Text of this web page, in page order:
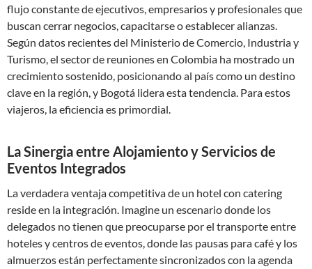
flujo constante de ejecutivos, empresarios y profesionales que
buscan cerrar negocios, capacitarse o establecer alianzas.
Según datos recientes del Ministerio de Comercio, Industria y
Turismo, el sector de reuniones en Colombia ha mostrado un
crecimiento sostenido, posicionando al país como un destino
clave en la región, y Bogotá lidera esta tendencia. Para estos
viajeros, la eficiencia es primordial.
La Sinergia entre Alojamiento y Servicios de
Eventos Integrados
La verdadera ventaja competitiva de un hotel con catering
reside en la integración. Imagine un escenario donde los
delegados no tienen que preocuparse por el transporte entre
hoteles y centros de eventos, donde las pausas para café y los
almuerzos están perfectamente sincronizados con la agenda